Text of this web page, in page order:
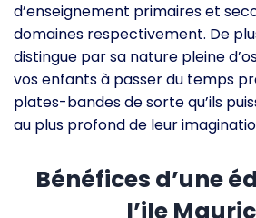
d’enseignement primaires et
domaines respectivement. De
distingue par sa nature pleine
vos enfants à passer du temps
plates-bandes de sorte qu’ils
au plus profond de leur
Bénéfices d’une
l’ile